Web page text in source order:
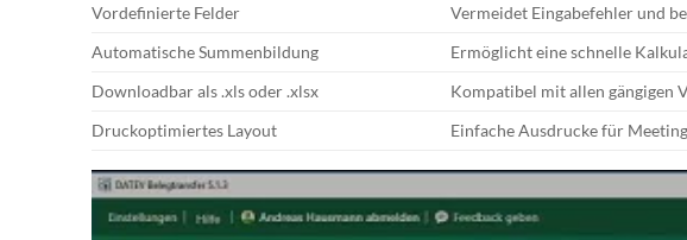
Vordefinierte Felder
Vermeidet Eingabefehler und
Automatische Summenbildung
Ermöglicht eine schnelle
Downloadbar als .xls oder .xlsx
Kompatibel mit allen gängigen
Druckoptimiertes Layout
Einfache Ausdrucke für